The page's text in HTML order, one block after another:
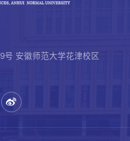
号 安徽师范大学花津校区